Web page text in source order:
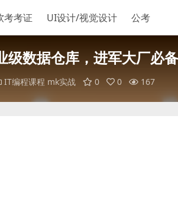
考考证 UI设计/视觉设计 公考
数据仓库，进军大厂必
IT编程课程 mk实战 0 0 167